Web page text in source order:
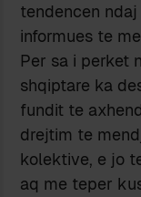
tendencen
informues te
Per sa i perket
shqiptare ka
fundit te
drejtim te
kolektive, e jo
aq me teper